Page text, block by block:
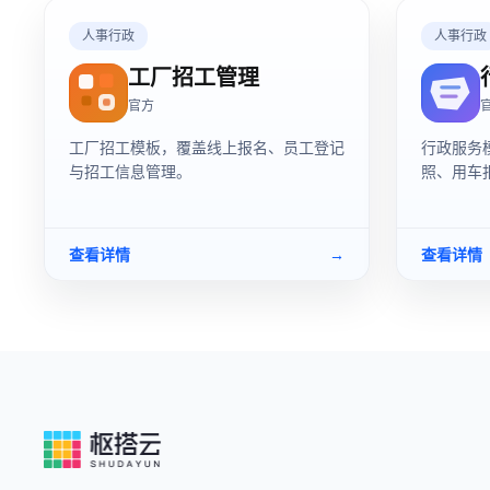
人事行政
工厂招工管理
官方
工厂招工模板，覆盖线上报名、员工登记
与招工信息管理。
查看详情 →
人事行政
行政服务
照、用车
查看详情